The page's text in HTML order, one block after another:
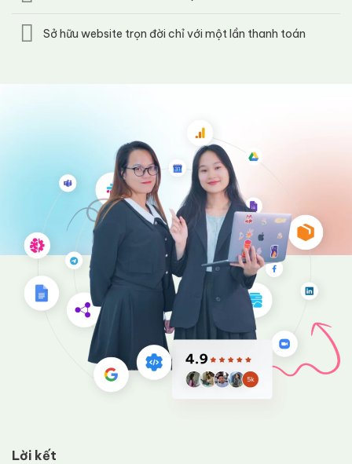
Sở hữu website trọn đời chỉ với một lần thanh toán
Lời kết